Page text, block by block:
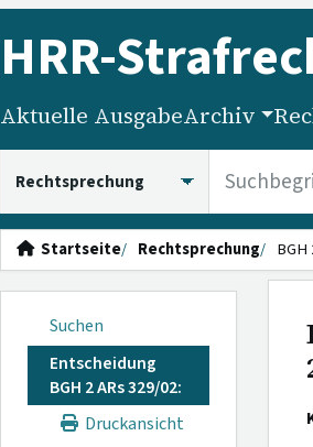
HRR-
Aktuelle AusgabeArchiv
Startseite Rechtsprechung BGH
Suchen
Entscheidung
BGH 2 ARs 329/02:
Druckansicht